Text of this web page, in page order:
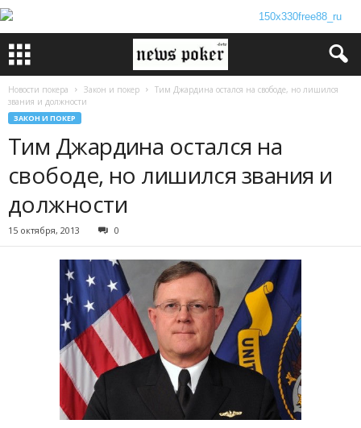
Новости покера Закон и покер
Тим Джардина остался на свободе, но лишился
звания и должности
ЗАКОН И ПОКЕР
Тим Джардина остался на
свободе, но лишился звания и
должности
15 октября, 2013 0